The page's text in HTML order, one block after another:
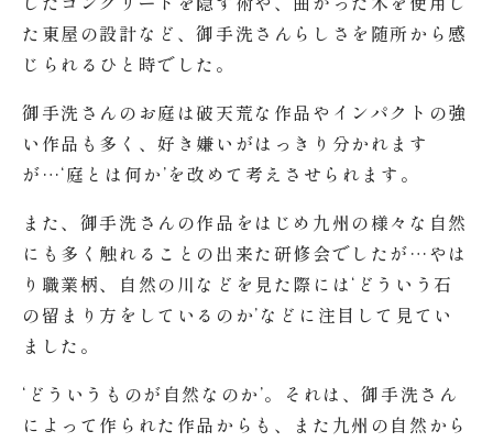
た東屋の設計など、御手洗さんらしさを随所から感
じられるひと時でした。
御手洗さんのお庭は破天荒な作品やインパクトの強
い作品も多く、好き嫌いがはっきり分かれます
が…‘庭とは何か’を改めて考えさせられます。
また、御手洗さんの作品をはじめ九州の様々な自然
にも多く触れることの出来た研修会でしたが…やは
り職業柄、自然の川などを見た際には‘どういう石
の留まり方をしているのか’などに注目して見てい
ました。
‘どういうものが自然なのか’。それは、御手洗さん
によって作られた作品からも、また九州の自然から